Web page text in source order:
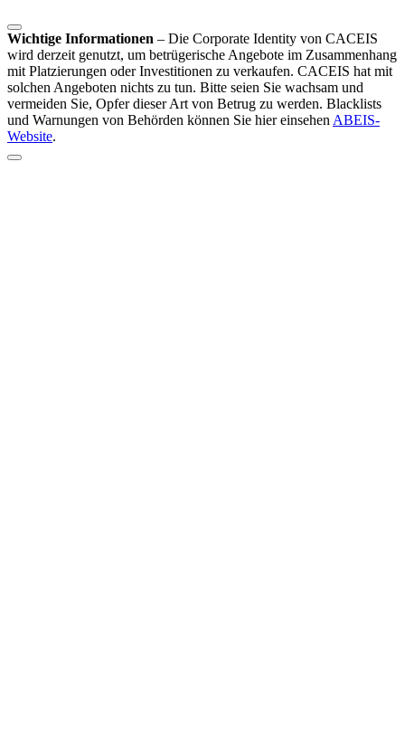
Wichtige Informationen – Die Corporate Identity von CACEIS
wird derzeit genutzt, um betrügerische Angebote im Zusammenhang
mit Platzierungen oder Investitionen zu verkaufen. CACEIS hat mit
solchen Angeboten nichts zu tun. Bitte seien Sie wachsam und
vermeiden Sie, Opfer dieser Art von Betrug zu werden. Blacklists
und Warnungen von Behörden können Sie hier einsehen ABEIS-
Website.